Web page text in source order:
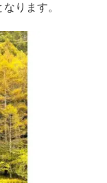
ります。